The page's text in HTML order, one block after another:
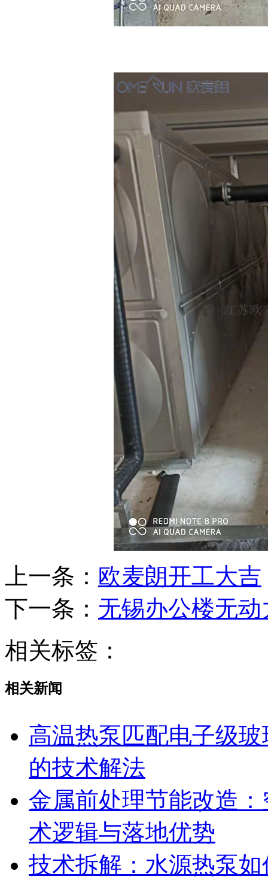
上一条： 欧麦朗开工大吉
下一条： 无锡办公楼无
相关标签：
相关新闻
高温热泵匹配电子级
的技术解法
金属前处理节能改造
术逻辑与落地优势
技术拆解：水源热泵